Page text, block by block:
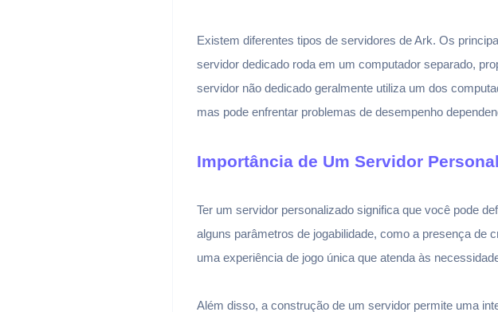
Existem diferentes tipos de servidores de Ark. Os
servidor dedicado roda em um computador separado,
servidor não dedicado geralmente utiliza um dos
mas pode enfrentar problemas de desempenho
Importância de Um Servidor
Ter um servidor personalizado significa que você pode
alguns parâmetros de jogabilidade, como a presença de
uma experiência de jogo única que atenda às
Além disso, a construção de um servidor permite uma